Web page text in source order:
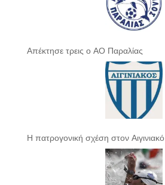
Απέκτησε τρεις ο ΑΟ Παραλίας
Η πατρογονική σχέση στον Αιγινιακό